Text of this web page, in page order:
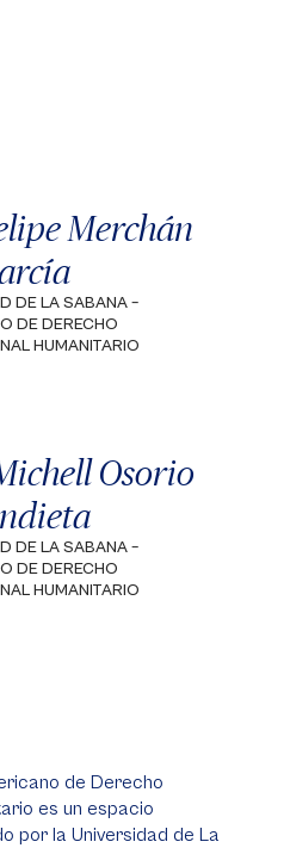
Merchán
DE LA SABANA –
DE DERECHO
HUMANITARIO
Osorio
DE LA SABANA –
DE DERECHO
HUMANITARIO
de Derecho
es un espacio
por la Universidad de La